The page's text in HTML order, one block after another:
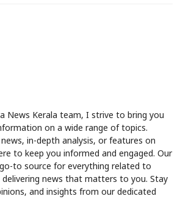
News Kerala team, I strive to bring you
on a wide range of topics.
in-depth analysis, or features on
to keep you informed and engaged. Our
to source for everything related to
delivering news that matters to you. Stay
and insights from our dedicated